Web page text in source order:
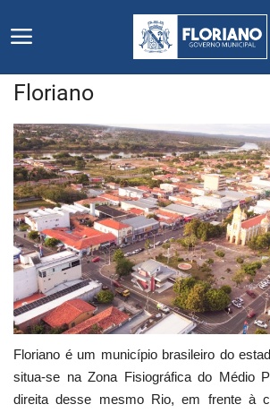
Início
Editais
Floriano
Secretarias e Órgãos
Mural de Licitações
Notícias
Vídeos
Floriano
Floriano é um município brasileiro do
situa-se na Zona Fisiográfica do Médio
direita desse mesmo Rio, em frente à